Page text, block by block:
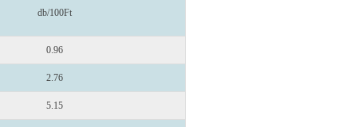
db/100Ft
0.96
2.76
5.15